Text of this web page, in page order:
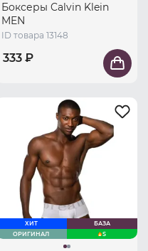
Боксеры Calvin Klein
MEN
ID товара 13148
333 ₽
ХИТ
БАЗА
ОРИГИНАЛ
S